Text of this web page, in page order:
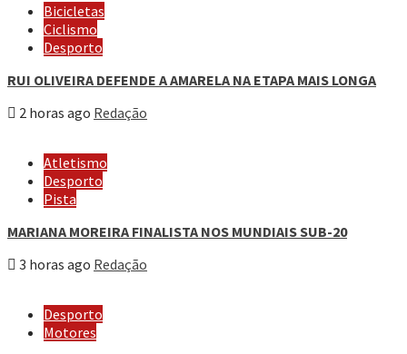
Bicicletas
Ciclismo
Desporto
RUI OLIVEIRA DEFENDE A AMARELA NA ETAPA MAIS LONGA
2 horas ago Redação
Atletismo
Desporto
Pista
MARIANA MOREIRA FINALISTA NOS MUNDIAIS SUB-20
3 horas ago Redação
Desporto
Motores